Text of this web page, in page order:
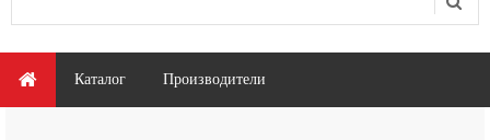
Главное меню
Каталог Производители